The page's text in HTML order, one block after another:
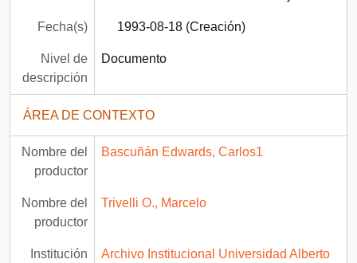
Fecha(s) 1993-08-18 (Creación)
Nivel de
descripción
Documento
ÁREA DE CONTEXTO
Nombre del
productor
Bascuñán Edwards, Carlos1
Nombre del
productor
Trivelli O., Marcelo
Institución Archivo Institucional Universidad Alberto